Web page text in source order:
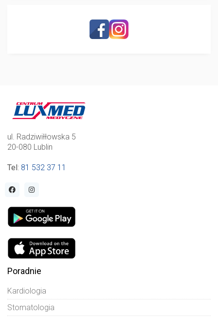
ul. Radziwiłłowska 5
20-080 Lublin
Tel: 81 532 37 11
Poradnie
Kardiologia
Stomatologia